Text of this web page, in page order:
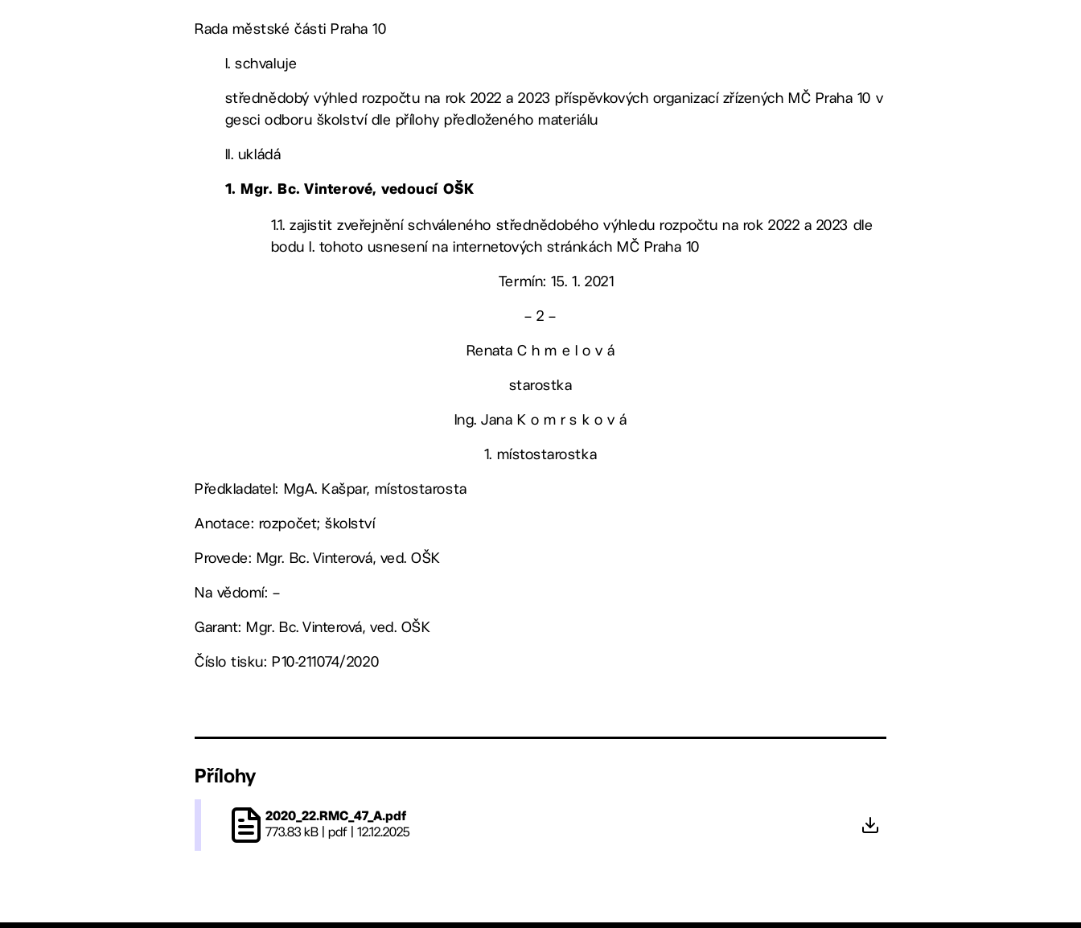
Rada městské části Praha 10
I. schvaluje
střednědobý výhled rozpočtu na rok 2022 a 2023 příspěvkových organizací zřízených MČ Praha 10 v
gesci odboru školství dle přílohy předloženého materiálu
II. ukládá
1. Mgr. Bc. Vinterové, vedoucí OŠK
1.1. zajistit zveřejnění schváleného střednědobého výhledu rozpočtu na rok 2022 a 2023 dle
bodu I. tohoto usnesení na internetových stránkách MČ Praha 10
Termín: 15. 1. 2021
– 2 –
Renata C h m e l o v á
starostka
Ing. Jana K o m r s k o v á
1. místostarostka
Předkladatel: MgA. Kašpar, místostarosta
Anotace: rozpočet; školství
Provede: Mgr. Bc. Vinterová, ved. OŠK
Na vědomí: –
Garant: Mgr. Bc. Vinterová, ved. OŠK
Číslo tisku: P10-211074/2020
Přílohy
2020_22.RMC_47_A.pdf
773.83 kB | pdf | 12.12.2025